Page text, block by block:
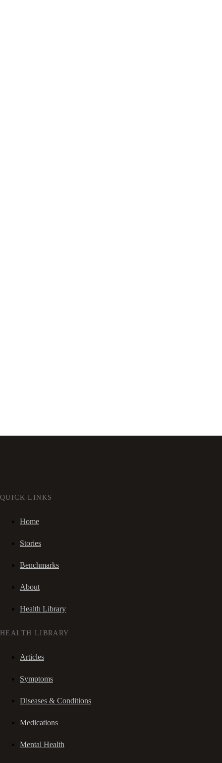
QUICK LINKS
Home
Stories
Benchmarks
About
Health Library
HEALTH LIBRARY
Articles
Symptoms
Diseases & Conditions
Medications
Mental Health